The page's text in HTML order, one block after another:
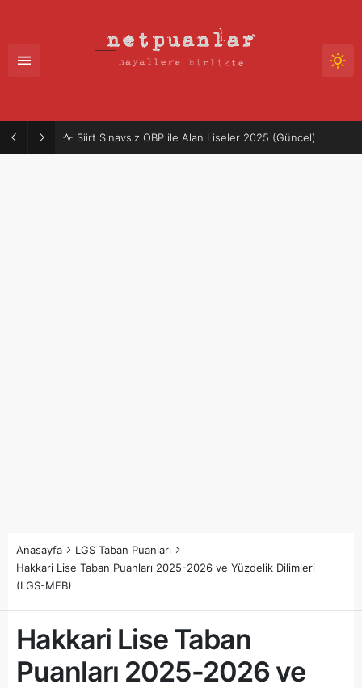
Siirt Sınavsız OBP ile Alan Liseler 2025 (Güncel)
Anasayfa
LGS Taban Puanları
Hakkari Lise Taban Puanları 2025-2026 ve Yüzdelik Dilimleri
(LGS-MEB)
Hakkari Lise Taban
Puanları 2025-2026 ve